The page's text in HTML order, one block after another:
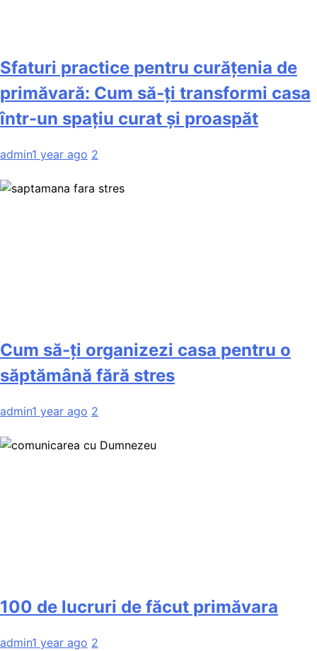
Sfaturi practice pentru curățenia de
primăvară: Cum să-ți transformi casa
într-un spațiu curat și proaspăt
admin1 year ago 2
Cum să-ți organizezi casa pentru o
săptămână fără stres
admin1 year ago 2
100 de lucruri de făcut primăvara
admin1 year ago 2